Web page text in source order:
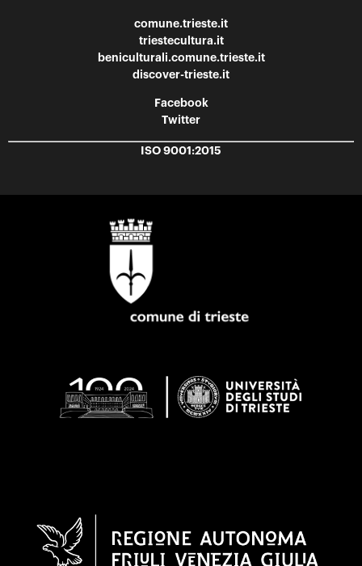
comune.trieste.it
triestecultura.it
beniculturali.comune.trieste.it
discover-trieste.it
Facebook
Twitter
ISO 9001:2015